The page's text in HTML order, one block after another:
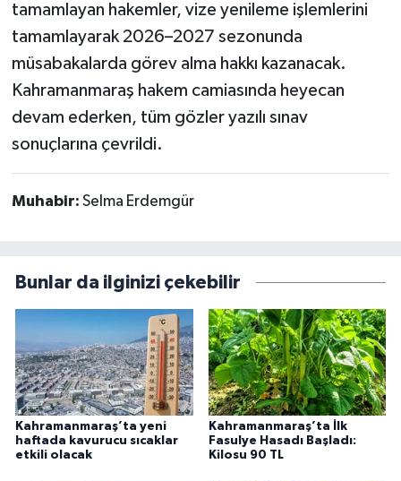
tamamlayan hakemler, vize yenileme işlemlerini
tamamlayarak 2026–2027 sezonunda
müsabakalarda görev alma hakkı kazanacak.
Kahramanmaraş hakem camiasında heyecan
devam ederken, tüm gözler yazılı sınav
sonuçlarına çevrildi.
Muhabir: Selma Erdemgür
Bunlar da ilginizi çekebilir
Kahramanmaraş’ta yeni
haftada kavurucu sıcaklar
etkili olacak
Kahramanmaraş’ta İlk
Fasulye Hasadı Başladı:
Kilosu 90 TL